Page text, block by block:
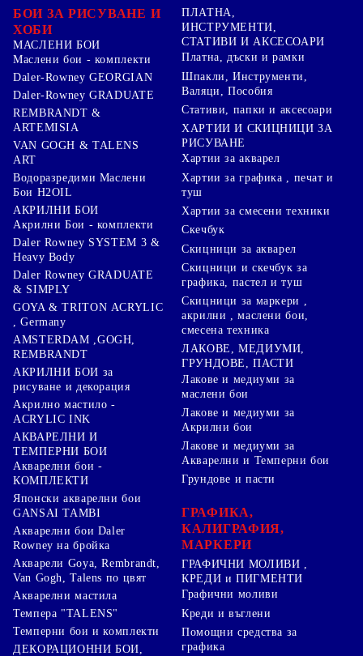
БОИ ЗА РИСУВАНЕ И
ХОБИ
МАСЛЕНИ БОИ
Маслени бои - комплекти
Daler-Rowney GEORGIAN
Daler-Rowney GRADUATE
REMBRANDT &
ARTEMISIA
VAN GOGH & TALENS
ART
Водоразредими Маслени
Бои H2OIL
АКРИЛНИ БОИ
Акрилни Бои - комплекти
Daler Rowney SYSTEM 3 &
Heavy Body
Daler Rowney GRADUATE
& SIMPLY
GOYA & TRITON АCRYLIC
, Germany
AMSTERDAM ,GOGH,
REMBRANDT
АКРИЛНИ БОИ за
рисуване и декорация
Акрилно мастило -
ACRYLIC INK
АКВАРЕЛНИ И
ТЕМПЕРНИ БОИ
Акварелни бои -
КОМПЛЕКТИ
Японски акварелни бои
GANSAI TAMBI
Акварелни бои Daler
Rowney на бройка
Акварели Goya, Rembrandt,
Van Gogh, Talens по цвят
Акварелни мастила
Темпера "TALENS"
Темперни бои и комплекти
ДЕКОРАЦИОННИ БОИ,
ПЛАТНА,
ИНСТРУМЕНТИ,
СТАТИВИ И АКСЕСОАРИ
Платна, дъски и рамки
Шпакли, Инструменти,
Валяци, Пособия
Стативи, папки и аксесоари
ХАРТИИ И СКИЦНИЦИ ЗА
РИСУВАНЕ
Хартии за акварел
Хартии за графика , печат и
туш
Хартии за смесени техники
Скечбук
Скицници за акварел
Скицници и скечбук за
графика, пастел и туш
Скицници за маркери ,
акрилни , маслени бои,
смесена техника
ЛАКОВЕ, МЕДИУМИ,
ГРУНДОВЕ, ПАСТИ
Лакове и медиуми за
маслени бои
Лакове и медиуми за
Акрилни бои
Лакове и медиуми за
Акварелни и Темперни бои
Грундове и пасти
ГРАФИКА,
КАЛИГРАФИЯ,
МАРКЕРИ
ГРАФИЧНИ МОЛИВИ ,
КРЕДИ и ПИГМЕНТИ
Графични моливи
Креди и въглени
Помощни средства за
графика